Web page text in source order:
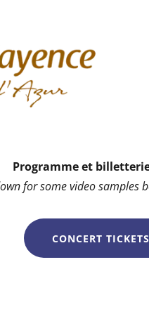
Programme et
for some video samples
CONCERT